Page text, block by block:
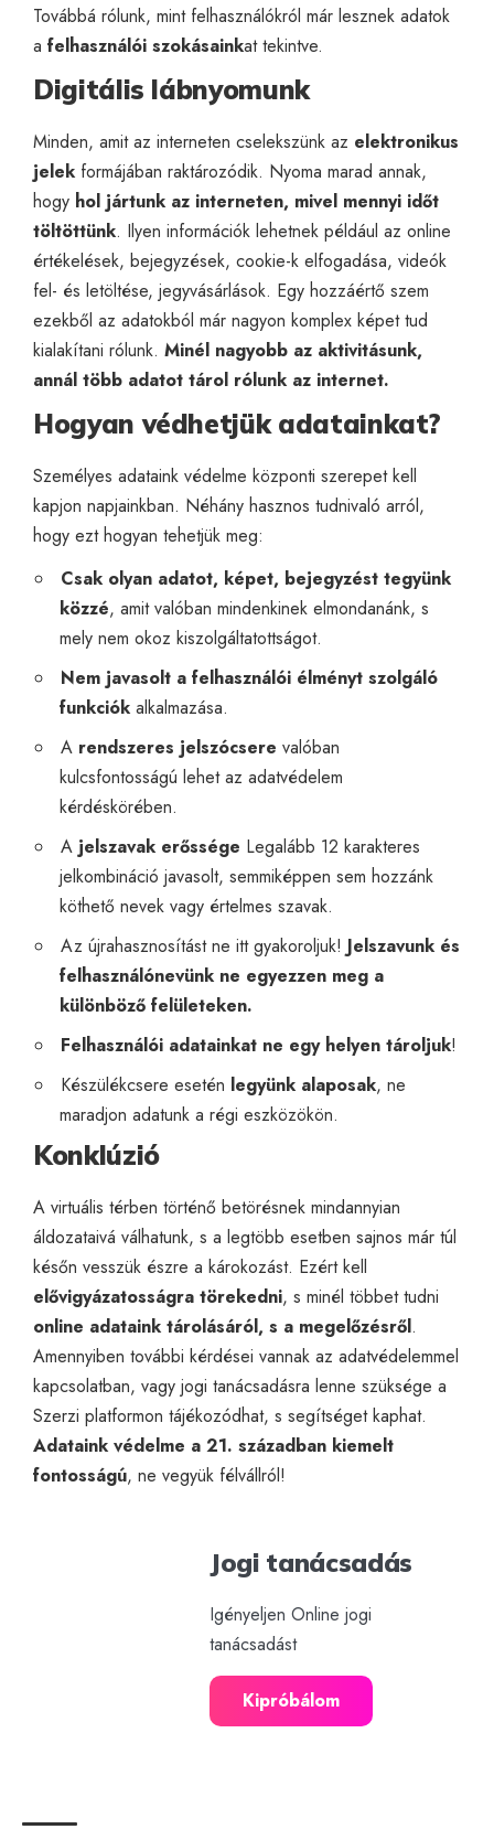
Továbbá rólunk, mint felhasználókról már lesznek adatok
a felhasználói szokásainkat tekintve.
Digitális lábnyomunk
Minden, amit az interneten cselekszünk az elektronikus
jelek formájában raktározódik. Nyoma marad annak,
hogy hol jártunk az interneten, mivel mennyi időt
töltöttünk. Ilyen információk lehetnek például az online
értékelések, bejegyzések, cookie-k elfogadása, videók
fel- és letöltése, jegyvásárlások. Egy hozzáértő szem
ezekből az adatokból már nagyon komplex képet tud
kialakítani rólunk. Minél nagyobb az aktivitásunk,
annál több adatot tárol rólunk az internet.
Hogyan védhetjük adatainkat?
Személyes adataink védelme központi szerepet kell
kapjon napjainkban. Néhány hasznos tudnivaló arról,
hogy ezt hogyan tehetjük meg:
Csak olyan adatot, képet, bejegyzést tegyünk
közzé, amit valóban mindenkinek elmondanánk, s
mely nem okoz kiszolgáltatottságot.
Nem javasolt a felhasználói élményt szolgáló
funkciók alkalmazása.
A rendszeres jelszócsere valóban
kulcsfontosságú lehet az adatvédelem
kérdéskörében.
A jelszavak erőssége Legalább 12 karakteres
jelkombináció javasolt, semmiképpen sem hozzánk
köthető nevek vagy értelmes szavak.
Az újrahasznosítást ne itt gyakoroljuk! Jelszavunk és
felhasználónevünk ne egyezzen meg a
különböző felületeken.
Felhasználói adatainkat ne egy helyen tároljuk!
Készülékcsere esetén legyünk alaposak, ne
maradjon adatunk a régi eszközökön.
Konklúzió
A virtuális térben történő betörésnek mindannyian
áldozataivá válhatunk, s a legtöbb esetben sajnos már túl
későn vesszük észre a károkozást. Ezért kell
elővigyázatosságra törekedni, s minél többet tudni
online adataink tárolásáról, s a megelőzésről.
Amennyiben további kérdései vannak az adatvédelemmel
kapcsolatban, vagy jogi tanácsadásra lenne szüksége a
Szerzi platformon tájékozódhat, s segítséget kaphat.
Adataink védelme a 21. században kiemelt
fontosságú, ne vegyük félvállról!
Jogi tanácsadás
Igényeljen Online jogi
tanácsadást
Kipróbálom